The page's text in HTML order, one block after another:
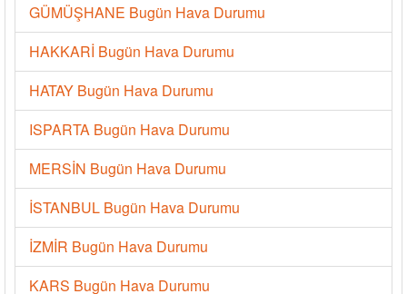
GÜMÜŞHANE Bugün Hava Durumu
HAKKARİ Bugün Hava Durumu
HATAY Bugün Hava Durumu
ISPARTA Bugün Hava Durumu
MERSİN Bugün Hava Durumu
İSTANBUL Bugün Hava Durumu
İZMİR Bugün Hava Durumu
KARS Bugün Hava Durumu